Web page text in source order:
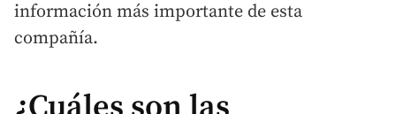
información más importante de esta
compañía.